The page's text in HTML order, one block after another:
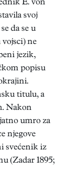
E. von
svoj
da se u
ne
jezik,
popisu
titulu, a
Nakon
umro za
njegove
svećenik iz
(Zadar 1895;